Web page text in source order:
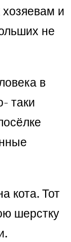
и
не
в
таки
кота. Тот
шерстку